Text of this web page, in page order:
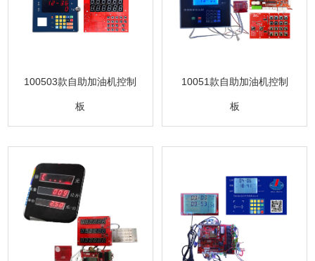
100503款自助加油机控制
板
10051款自助加油机控制
板